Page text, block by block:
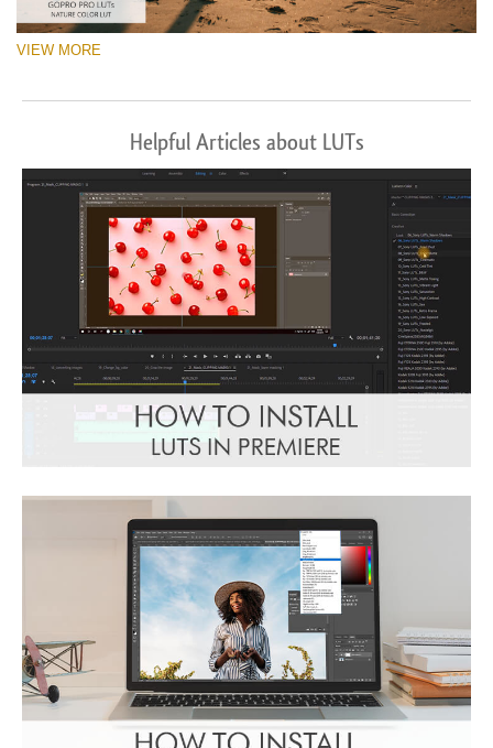
VIEW MORE
Helpful Articles about LUTs